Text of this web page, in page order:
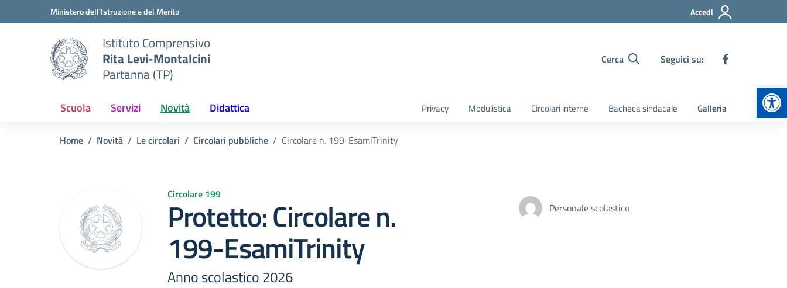
Vai ai contenuti
Vai al menu di navigazioneMinistero dell'Istruzione e del Merito Accedi
Istituto Comprensivo
Rita Levi-Montalcini
Partanna (TP)
Cerca Seguici su:
Scuola Servizi Novità Didattica Privacy Modulistica Circolari interne Bacheca sindacale Galleria
Home Novità Le circolari Circolari pubbliche Circolare n. 199-EsamiTrinity
Circolare 199
Protetto: Circolare n.
199-EsamiTrinity
Anno scolastico 2026
Personale scolastico